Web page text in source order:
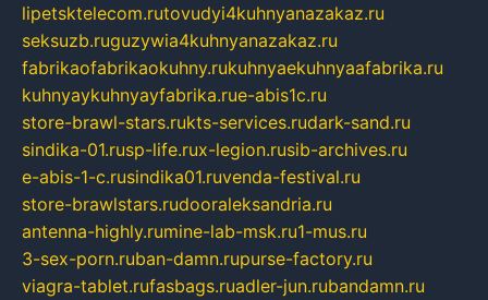
lipetsktelecom.rutovudyi4kuhnyanazakaz.ru
seksuzb.ruguzywia4kuhnyanazakaz.ru
fabrikaofabrikaokuhny.rukuhnyaekuhnyaafabrika.ru
kuhnyaykuhnyayfabrika.rue-abis1c.ru
store-brawl-stars.rukts-services.rudark-sand.ru
sindika-01.rusp-life.rux-legion.rusib-archives.ru
e-abis-1-c.rusindika01.ruvenda-festival.ru
store-brawlstars.rudooraleksandria.ru
antenna-highly.rumine-lab-msk.ru1-mus.ru
3-sex-porn.ruban-damn.rupurse-factory.ru
viagra-tablet.rufasbags.ruadler-jun.rubandamn.ru